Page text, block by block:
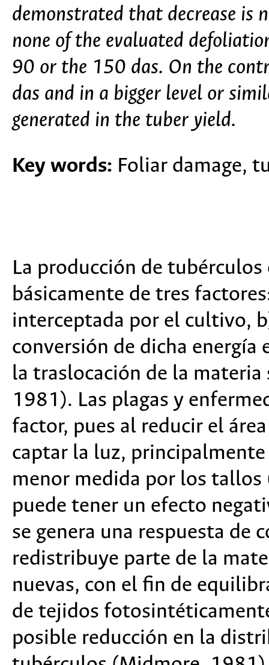
demonstrated that decrease is
none of the evaluated
90 or the 150 das. On the
das and in a bigger level or
generated in the tuber yield.
Key words: Foliar damage,
La producción de
básicamente de tres
interceptada por el cultivo,
conversión de dicha energía
la traslocación de la
1981). Las plagas y
factor, pues al reducir el
captar la luz,
menor medida por los
puede tener un efecto
se genera una respuesta de
redistribuye parte de la
nuevas, con el fin de
de tejidos
posible reducción en la